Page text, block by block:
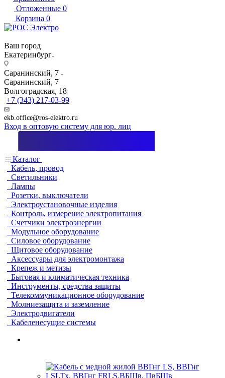
Отложенные 0
Корзина 0
Ваш город
Екатеринбург
Саранинский, 7
Саранинский, 7
Волгоградская, 18
+7 (343) 217-03-99
ekb.office@ros-elektro.ru
Вход в оптовую систему для юр. лиц
Каталог
Кабель, провод
Светильники
Лампы
Розетки, выключатели
Электроустановочные изделия
Контроль, измерение электропитания
Счетчики электроэнергии
Модульное оборудование
Силовое оборудование
Щитовое оборудование
Аксессуары для электромонтажа
Крепеж и метизы
Бытовая и климатическая техника
Инструменты, средства защиты
Телекоммуникационное оборудование
Молниезащита и заземление
Электродвигатели
Кабеленесущие системы